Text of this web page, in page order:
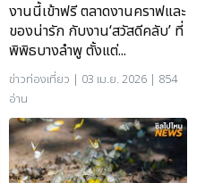
งานนี้เข้าฟรี ตลาดงานคราฟและ
ของน่ารัก กับงาน‘สวัสดีคลับ’ ที่
พิพิธบางลำพู ตั้งแต่...
ข่าวท่องเที่ยว | 03 เม.ย. 2026 | 854
อ่าน